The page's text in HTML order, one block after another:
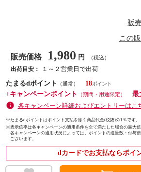
販
この
販売価格 1,980 円 （税込）
出荷目安：
１～２営業日で出荷
たまるdポイント
（通常）
18
+キャンペーンポイント
（期間・用途限定）
最
各キャンペーン詳細およびエントリーはこ
※たまるdポイントはポイント支払を除く商品代金(税抜)の1％です。
※表示倍率は各キャンペーンの適用条件を全て満たした場合の最大倍
各キャンペーンの適用状況によっては、ポイントの進呈数・付与
ございます。
dカードでお支払ならポイ